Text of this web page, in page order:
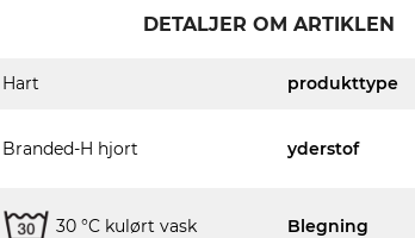
DETALJER OM ARTIKLEN
Hart produkttype
Branded-H hjort yderstof
30 °C kulørt vask Blegning